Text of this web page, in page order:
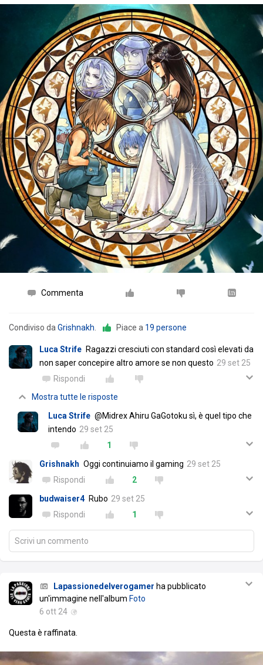
Commenta
Condiviso da Grishnakh Piace a 19 persone
Luca Strife Ragazzi cresciuti con standard così elevati da
non saper concepire altro amore se non questo 29 set 25
Rispondi
Mostra tutte le risposte
Luca Strife @Midrex Ahiru GaGotoku sì, è quel tipo che
intendo 29 set 25
1
Grishnakh Oggi continuiamo il gaming 29 set 25
Rispondi
2
budwaiser4 Rubo 29 set 25
Rispondi
1
Scrivi un commento
Lapassionedelverogamer ha pubblicato
un'immagine nell'album Foto
6 ott 24
Questa è raffinata.